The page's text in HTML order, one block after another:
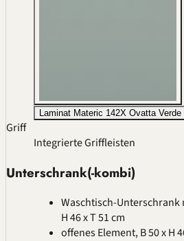
Laminat Materic 142X Ovatta Verde
Griff
Integrierte Griffleisten
Unterschrank(-kombi)
Waschtisch-Unterschrank
H 46 x T 51 cm
offenes Element, B 50 x H